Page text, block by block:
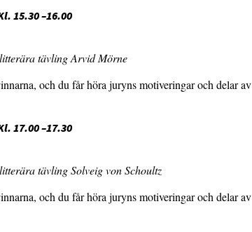
15.30 –16.00
tävling Arvid Mörne
och du får höra juryns motiveringar och delar av
17.00 –17.30
tävling Solveig von Schoultz
och du får höra juryns motiveringar och delar av